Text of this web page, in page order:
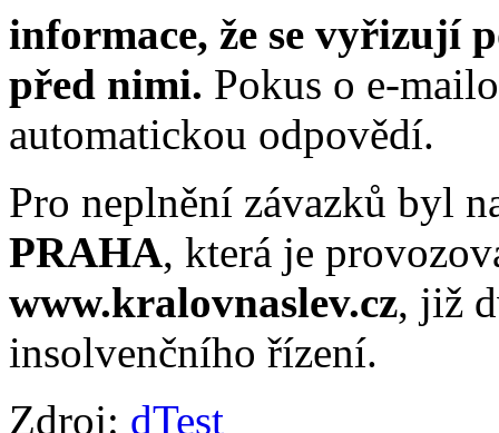
informace, že se vyřizují
před nimi. Pokus o e-
automatickou odpovědí.
Pro neplnění závazků byl
PRAHA, která je
www.kralovnaslev.cz, již
insolvenčního řízení.
Zdroj: dTest